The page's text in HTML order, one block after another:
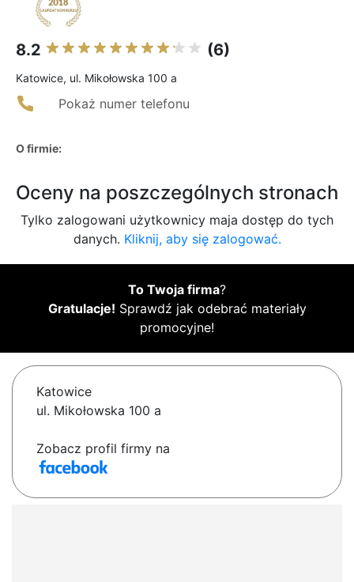
8.2 (6)
Katowice, ul. Mikołowska 100 a
Pokaż numer telefonu
O firmie:
Oceny na poszczególnych stronach
Tylko zalogowani użytkownicy maja dostęp do tych
danych. Kliknij, aby się zalogować.
To Twoja firma?
Gratulacje! Sprawdź jak odebrać materiały
promocyjne!
Katowice
ul. Mikołowska 100 a
Zobacz profil firmy na